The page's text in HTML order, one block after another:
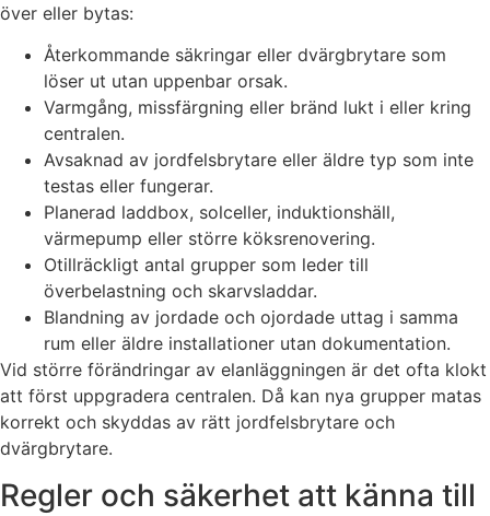
över eller bytas:
Återkommande säkringar eller dvärgbrytare som
löser ut utan uppenbar orsak.
Varmgång, missfärgning eller bränd lukt i eller kring
centralen.
Avsaknad av jordfelsbrytare eller äldre typ som inte
testas eller fungerar.
Planerad laddbox, solceller, induktionshäll,
värmepump eller större köksrenovering.
Otillräckligt antal grupper som leder till
överbelastning och skarvsladdar.
Blandning av jordade och ojordade uttag i samma
rum eller äldre installationer utan dokumentation.
Vid större förändringar av elanläggningen är det ofta klokt
att först uppgradera centralen. Då kan nya grupper matas
korrekt och skyddas av rätt jordfelsbrytare och
dvärgbrytare.
Regler och säkerhet att känna till